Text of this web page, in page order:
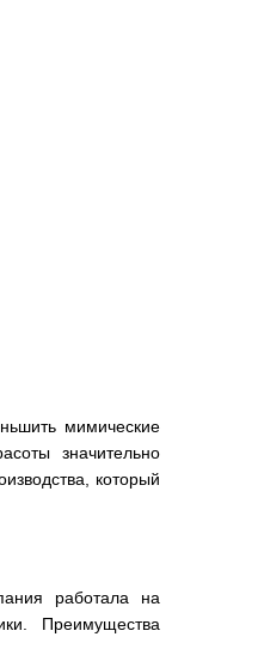
мимические
значительно
который
работала на
Преимущества